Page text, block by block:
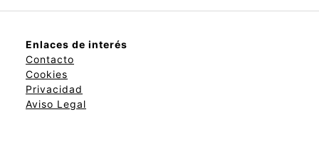
Enlaces de interés
Contacto
Cookies
Privacidad
Aviso Legal